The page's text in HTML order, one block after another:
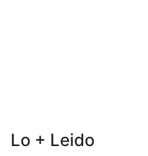
Lo + Leido